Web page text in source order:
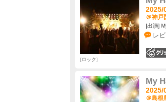
＠神戸
[出演]
レ
ロック
My
＠島根